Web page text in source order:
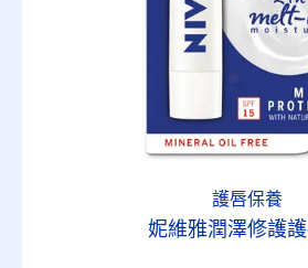
護唇保養
妮維雅潤澤修護